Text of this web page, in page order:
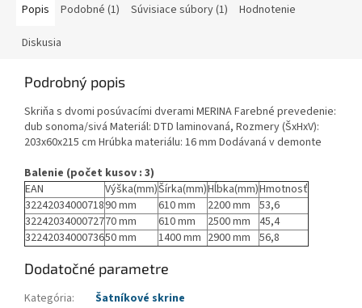
Popis Podobné (1) Súvisiace súbory (1) Hodnotenie
Diskusia
Podrobný popis
Skriňa s dvomi posúvacími dverami MERINA Farebné prevedenie:
dub sonoma/sivá Materiál: DTD laminovaná, Rozmery (ŠxHxV):
203x60x215 cm Hrúbka materiálu: 16 mm Dodávaná v demonte
Balenie (počet kusov : 3)
EAN
Výška(mm)Šírka(mm)Hĺbka(mm)Hmotnosť
3224203400071890 mm 610 mm 2200 mm 53,6
3224203400072770 mm 610 mm 2500 mm 45,4
3224203400073650 mm 1400 mm 2900 mm 56,8
Dodatočné parametre
Kategória:
Šatníkové skrine